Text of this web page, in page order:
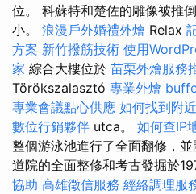
位。 科蘇特和楚佐的雕像被推
小。 浪漫戶外婚禮外燴 Relax
方案 新竹撥筋技術 使用
家 綜合大樓位於 苗栗外燴服務
Törökszalasztó 專業外燴
專業會議點心供應 如何找到附
數位行銷夥伴 utca。 如何查IP
整個游泳池進行了全面翻修，
道院的全面整修和考古發掘於
協助 高雄徵信服務 經絡調理服